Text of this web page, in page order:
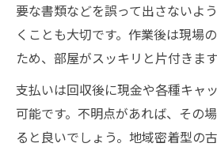
要な書類などを誤って出さないよ
くことも大切です。作業後は現場
ため、部屋がスッキリと片付きます
支払いは回収後に現金や各種キャ
可能です。不明点があれば、その
ると良いでしょう。地域密着型の